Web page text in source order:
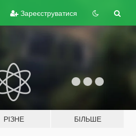
Зареєструватися
РІЗНЕ БІЛЬШЕ